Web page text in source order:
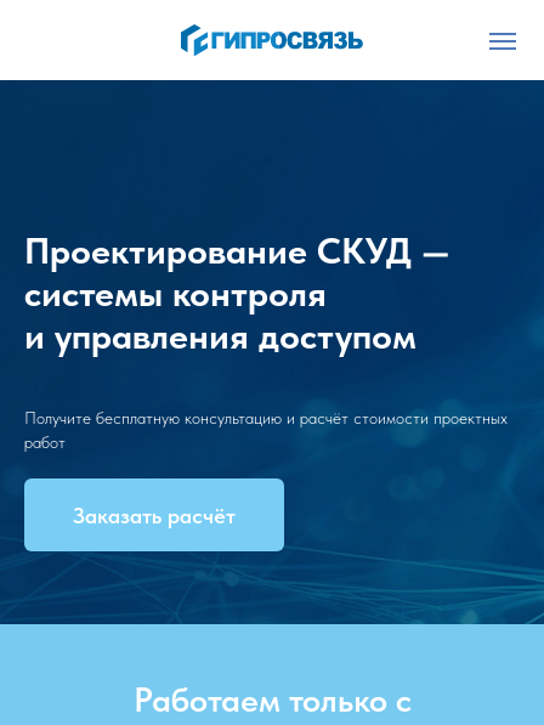
Проектирование СКУД —
системы контроля
и управления доступом
Получите бесплатную консультацию и расчёт стоимости проектных
работ
Заказать расчёт
Работаем только с